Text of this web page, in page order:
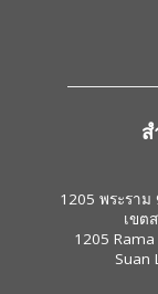
1205 พระรา
เขต
1205
Suan